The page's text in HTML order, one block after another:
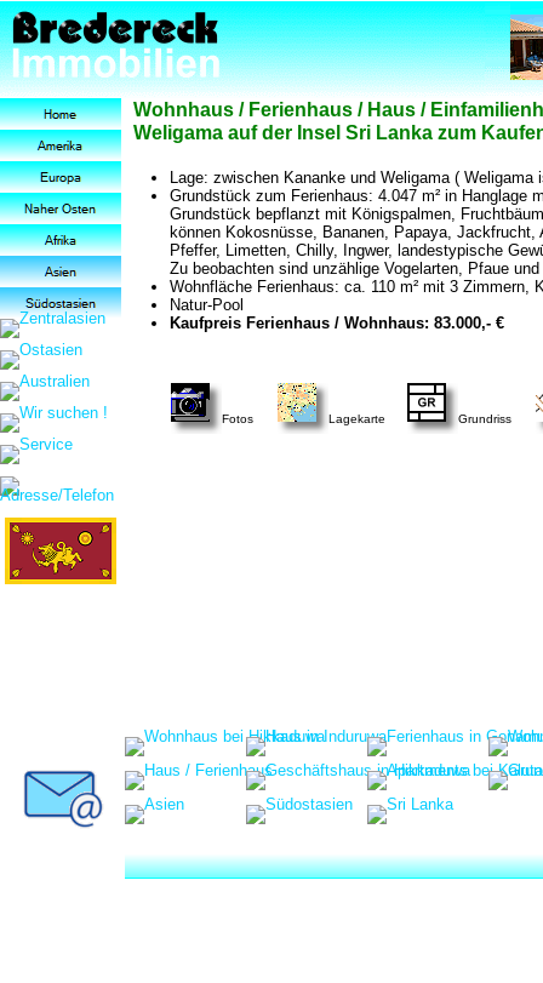
Fotos Lagekarte
Wohnhaus / Ferienhaus / Haus /
Weligama auf der Insel Sri Lanka zum
Lage: zwischen Kananke und Weligama (
Grundstück zum Ferienhaus: 4.047 m² in Hanglage
Grundstück bepflanzt mit Königspalmen,
können Kokosnüsse, Bananen, Papaya,
Pfeffer, Limetten, Chilly, Ingwer, landestypische
Zu beobachten sind unzählige Vogelarten, Pfaue
Wohnfläche Ferienhaus: ca. 110 m² mit 3 Zimmern,
Natur-Pool
Kaufpreis Ferienhaus / Wohnhaus: 83.000,- €
Grundriss